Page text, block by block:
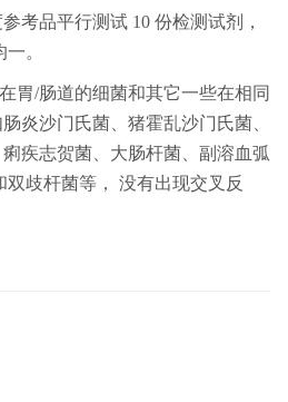
考品平行测试 10 份检测试剂，
。
胃/肠道的细菌和其它一些在相同
炎沙门氏菌、猪霍乱沙门氏菌、
疾志贺菌、大肠杆菌、副溶血弧
歧杆菌等， 没有出现交叉反